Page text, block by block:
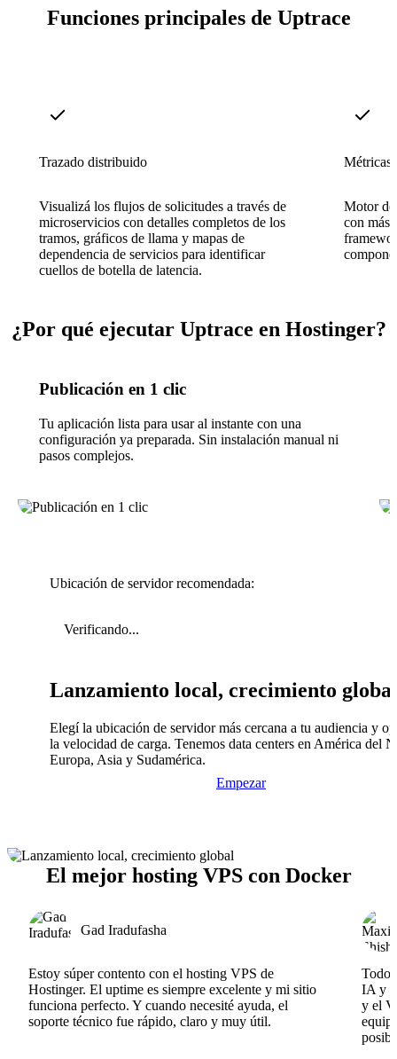
Funciones principales de Uptrace
Trazado distribuido
Visualizá los flujos de solicitudes a través de
microservicios con detalles completos de los
tramos, gráficos de llama y mapas de
dependencia de servicios para identificar
cuellos de botella de latencia.
Métricas
Motor
con más
¿Por qué ejecutar Uptrace en Hostinger?
Publicación en 1 clic
Tu aplicación lista para usar al instante con una
configuración ya preparada. Sin instalación manual ni
pasos complejos.
Ubicación de servidor recomendada:
Verificando...
Lanzamiento local, crecimiento global
Elegí la ubicación de servidor más cercana a tu audiencia y
la velocidad de carga. Tenemos data centers en América del
Europa, Asia y Sudamérica.
Empezar
El mejor hosting VPS con Docker
Gad Iradufasha
Estoy súper contento con el hosting VPS de
Hostinger. El uptime es siempre excelente y mi sitio
funciona perfecto. Y cuando necesité ayuda, el
soporte técnico fue rápido, claro y muy útil.
Todo
IA y
y el